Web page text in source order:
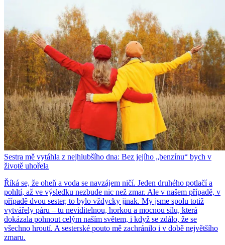
Sestra mě vytáhla z nejhlubšího dna: Bez jejího „benzínu“ bych v
životě uhořela
Říká se, že oheň a voda se navzájem ničí. Jeden druhého potlačí a
pohltí, až ve výsledku nezbude nic než zmar. Ale v našem případě, v
případě dvou sester, to bylo vždycky jinak. My jsme spolu totiž
vytvářely páru – tu neviditelnou, horkou a mocnou sílu, která
dokázala pohnout celým naším světem, i když se zdálo, že se
všechno hroutí. A sesterské pouto mě zachránilo i v době největšího
zmaru.